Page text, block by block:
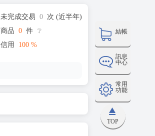
結帳
訊息
中心
常用
功能
TOP
未完成交易 0 次 (近半年)
商品 0 件 ❔
信用
100 %